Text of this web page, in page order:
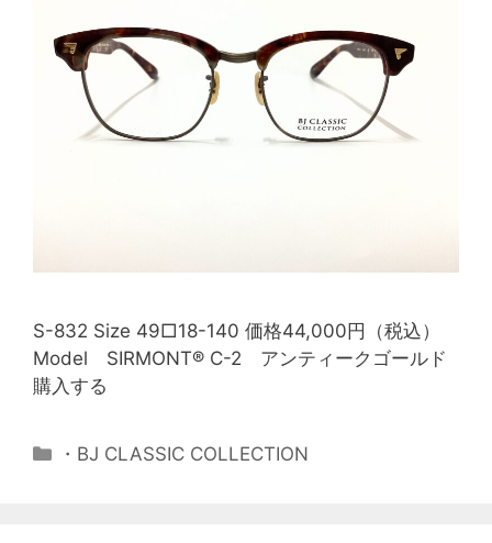
S-832 Size 49□18-140 価格44,000円（税込）
Model SIRMONT® C-2 アンティークゴールド
購入する
・BJ CLASSIC COLLECTION